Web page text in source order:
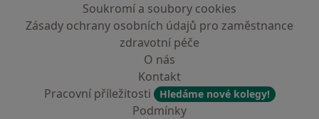
Soukromí a soubory cookies
Zásady ochrany osobních údajů pro zaměstnance
zdravotní péče
O nás
Kontakt
Pracovní příležitosti
Hledáme nové kolegy!
Podmínky